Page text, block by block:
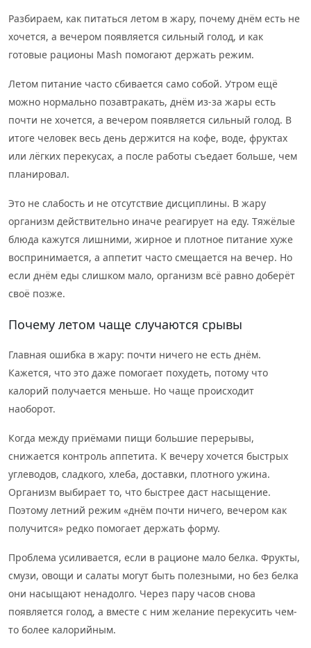
Разбираем, как питаться летом в жару, почему днём есть не
хочется, а вечером появляется сильный голод, и как
готовые рационы Mash помогают держать режим.
Летом питание часто сбивается само собой. Утром ещё
можно нормально позавтракать, днём из-за жары есть
почти не хочется, а вечером появляется сильный голод. В
итоге человек весь день держится на кофе, воде, фруктах
или лёгких перекусах, а после работы съедает больше, чем
планировал.
Это не слабость и не отсутствие дисциплины. В жару
организм действительно иначе реагирует на еду. Тяжёлые
блюда кажутся лишними, жирное и плотное питание хуже
воспринимается, а аппетит часто смещается на вечер. Но
если днём еды слишком мало, организм всё равно доберёт
своё позже.
Почему летом чаще случаются срывы
Главная ошибка в жару: почти ничего не есть днём.
Кажется, что это даже помогает похудеть, потому что
калорий получается меньше. Но чаще происходит
наоборот.
Когда между приёмами пищи большие перерывы,
снижается контроль аппетита. К вечеру хочется быстрых
углеводов, сладкого, хлеба, доставки, плотного ужина.
Организм выбирает то, что быстрее даст насыщение.
Поэтому летний режим «днём почти ничего, вечером как
получится» редко помогает держать форму.
Проблема усиливается, если в рационе мало белка. Фрукты,
смузи, овощи и салаты могут быть полезными, но без белка
они насыщают ненадолго. Через пару часов снова
появляется голод, а вместе с ним желание перекусить чем-
то более калорийным.